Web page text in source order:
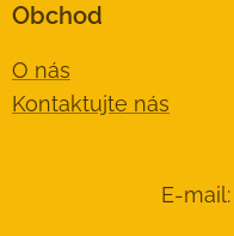
Obchod
O nás
Kontaktujte nás
E-mail: